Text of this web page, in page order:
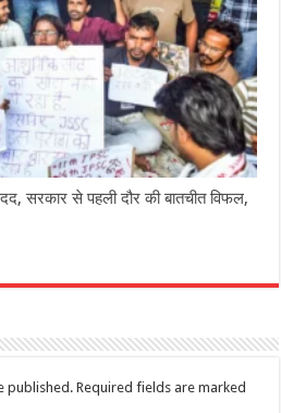
सरकार से पहली दौर की बातचीत विफल,
published. Required fields are marked